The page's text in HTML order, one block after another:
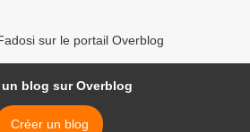
sur le portail Overblog
un blog sur Overblog
Créer un blog